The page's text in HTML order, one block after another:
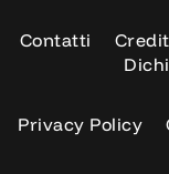
Contatti
Privacy Policy